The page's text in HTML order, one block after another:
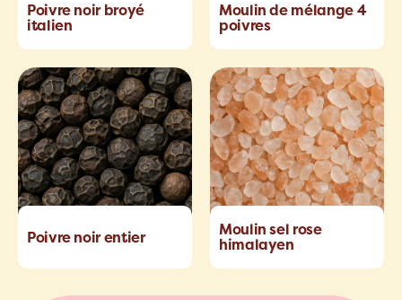
Poivre noir broyé
italien
Moulin de mélange 4
poivres
Poivre noir entier
Moulin sel rose
himalayen